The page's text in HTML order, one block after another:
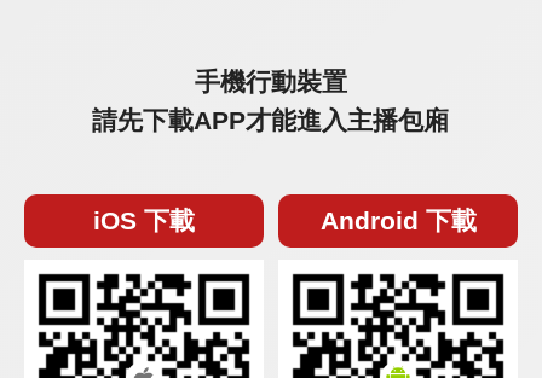
手機行動裝置
請先下載APP才能進入主播包廂
iOS 下載 Android 下載